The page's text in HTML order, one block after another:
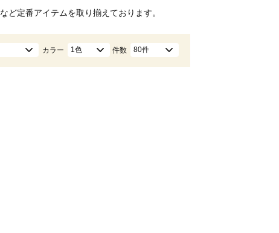
など定番アイテムを取り揃えております。
カラー 1色 件数 80件